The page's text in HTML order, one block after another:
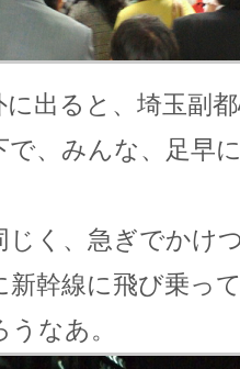
出ると、埼玉副
で、みんな、足早
く、急ぎでかけ
新幹線に飛び乗っ
うなあ。